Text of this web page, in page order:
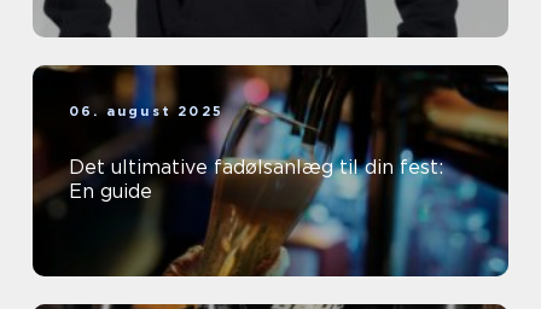
06. august 2025
Det ultimative fadølsanlæg til din fest:
En guide